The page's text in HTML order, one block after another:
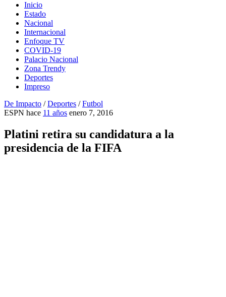
Inicio
Estado
Nacional
Internacional
Enfoque TV
COVID-19
Palacio Nacional
Zona Trendy
Deportes
Impreso
De Impacto /Deportes /Futbol
ESPN hace 11 años enero 7, 2016
Platini retira su candidatura a la
presidencia de la FIFA